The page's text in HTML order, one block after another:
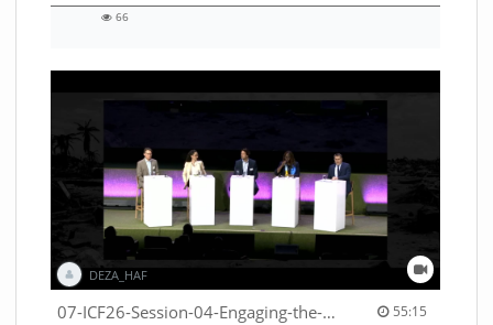
66
DEZA_HAF
07-ICF26-Session-04-Engaging-the-private-sector-in-humanitarian-contexts-53529531650001791 55:15
55:15 duration